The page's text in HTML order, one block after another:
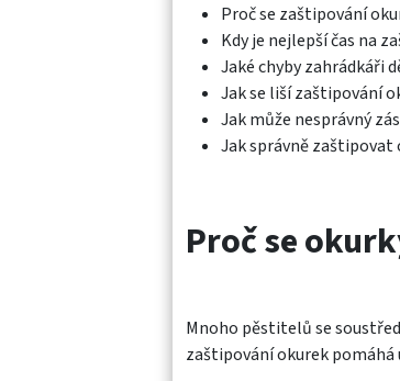
Proč se zaštipování
Kdy je nejlepší čas na
Jaké chyby zahrádkáři
Jak se liší zaštipování
Jak může nesprávný
Jak správně zaštipovat
Proč se
Mnoho pěstitelů se
zaštipování okurek